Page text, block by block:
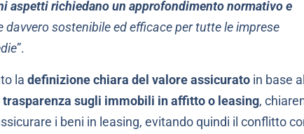
aspetti richiedano un approfondimento normativo e
sostenibile ed efficace per tutte le imprese
”.
la definizione chiara del valore assicuratoin base al
trasparenza sugli immobili in affitto o leasing,
i beni in leasing, evitando quindi il conflitto